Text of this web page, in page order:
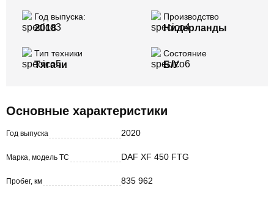
Год выпуска:
2018
Производство
Нидерланды
Тип техники
Тягачи
Состояние
Б/У
Основные характеристики
Год выпуска 2020
Марка, модель ТС DAF XF 450 FTG
Пробег, км 835 962